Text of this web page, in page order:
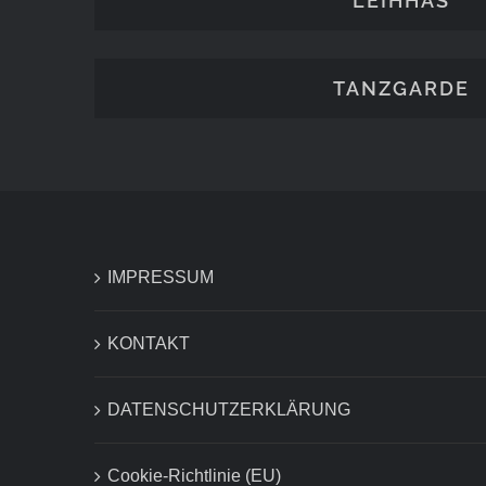
TANZGARDE
IMPRESSUM
KONTAKT
DATENSCHUTZERKLÄRUNG
Cookie-Richtlinie (EU)